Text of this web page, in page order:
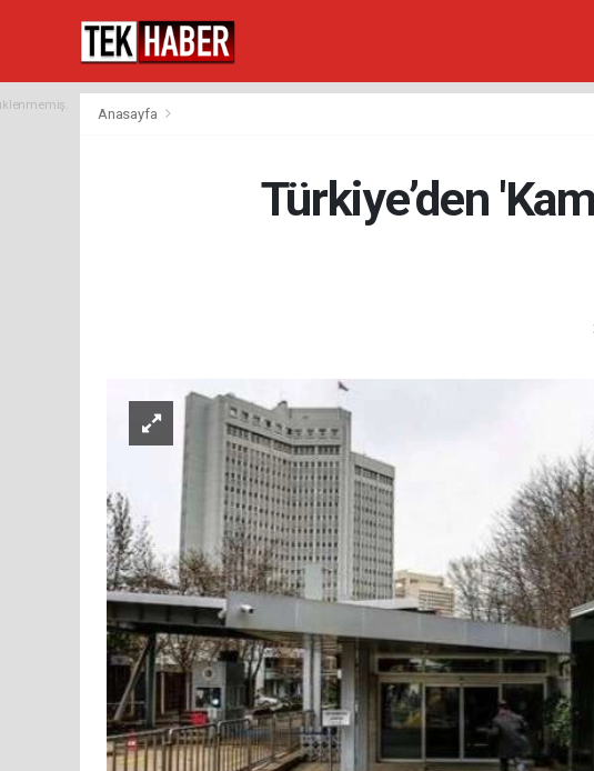
Anasayfa
Türkiye’den